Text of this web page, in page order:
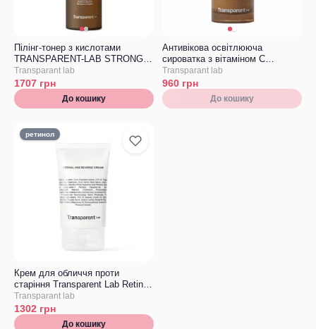
Пілінг-тонер з кислотами
TRANSPARENT-LAB STRONG
EXFOLIATOR
Transparant lab
1707 грн
До кошику
Антивікова освітлююча
сироватка з вітаміном С
Transparent-Lab Ascorbic C15
Transparant lab
960 грн
До кошику
ретинол
Крем для обличчя проти
старіння Transparent Lab Retinal
Age Reverse Cream
Transparant lab
1302 грн
До кошику